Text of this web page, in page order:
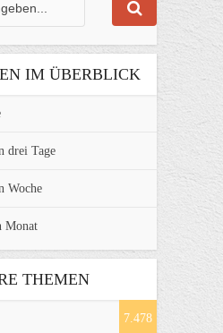
IM ÜBERBLICK
drei Tage
Woche
Monat
THEMEN
7.478